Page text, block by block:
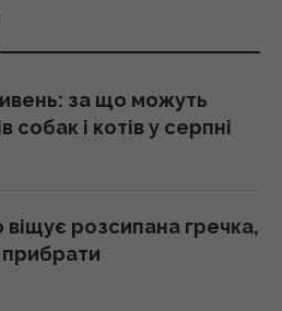
РФ знищено найбільший
захисту
Флеш розповів
якщо
Windows
за що можуть
собак і котів у серпні
розсипана гречка,
прибрати